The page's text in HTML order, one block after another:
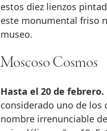
estos diez lienzos
este monumental friso
museo.
Moscoso Cosmos
Hasta el 20 de febrero.
considerado uno de los
nombre irrenunciable